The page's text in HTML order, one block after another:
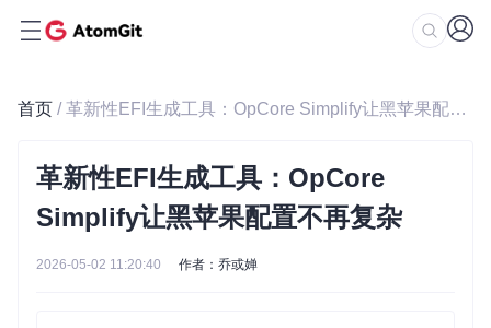
首页 / 革新性EFI生成工具：OpCore Simplify让黑苹果配置不再复杂
革新性EFI生成工具：OpCore
Simplify让黑苹果配置不再复杂
2026-05-02 11:20:40 作者：乔或婵